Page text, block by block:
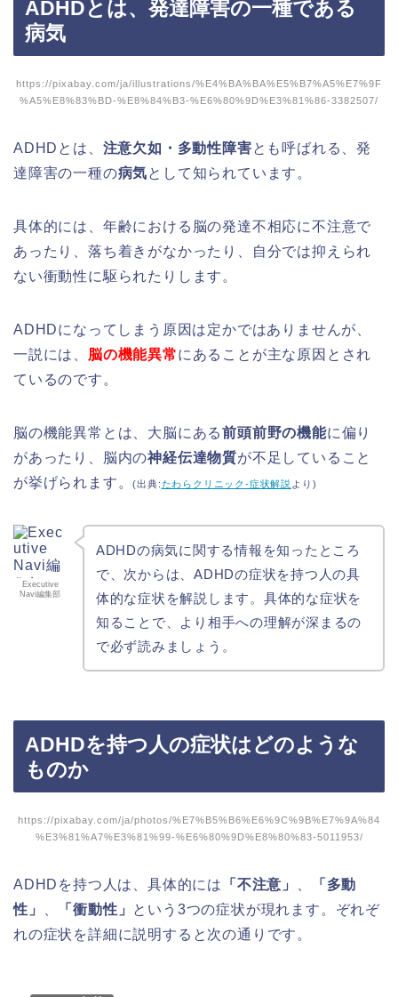
ADHDとは、発達障害の一種である
病気
https://pixabay.com/ja/illustrations/%E4%BA%BA%E5%B7%A5%E7%9F
%A5%E8%83%BD-%E8%84%B3-%E6%80%9D%E3%81%86-3382507/
ADHDとは、 注意欠如・多動性障害とも呼ばれる、発
達障害の一種の病気として知られています。
具体的には、年齢における脳の発達不相応に不注意で
あったり、落ち着きがなかったり、自分では抑えられ
ない衝動性に駆られたりします。
ADHDになってしまう原因は定かではありませんが、
一説には、 脳の機能異常にあることが主な原因とされ
ているのです。
脳の機能異常とは、大脳にある前頭前野の機能に偏り
があったり、脳内の神経伝達物質が不足していること
が挙げられます。(出典:たわらクリニック-症状解説 より)
Executive
Navi編集部
ADHDの病気に関する情報を知ったところ
で、次からは、ADHDの症状を持つ人の具
体的な症状を解説します。具体的な症状を
知ることで、より相手への理解が深まるの
で必ず読みましょう。
ADHDを持つ人の症状はどのような
ものか
https://pixabay.com/ja/photos/%E7%B5%B6%E6%9C%9B%E7%9A%84
%E3%81%A7%E3%81%99-%E6%80%9D%E8%80%83-5011953/
ADHDを持つ人は、具体的には 「不注意」
「多動
性」
「衝動性」 という3つの症状が現れます。ぞれぞ
れの症状を詳細に説明すると次の通りです。